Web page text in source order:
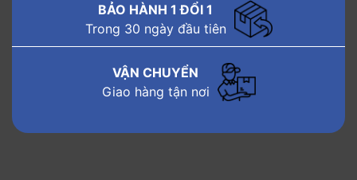
BẢO HÀNH 1 ĐỔI 1
Trong 30 ngày đầu tiên
VẬN CHUYỂN
Giao hàng tận nơi